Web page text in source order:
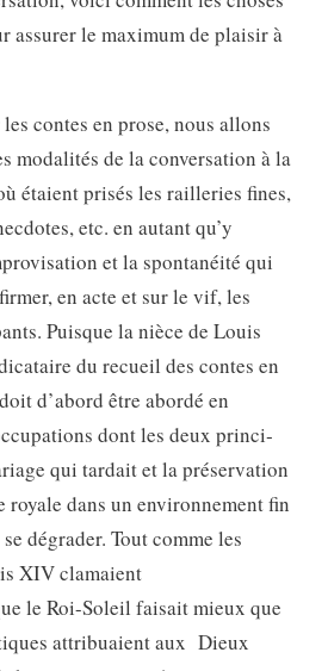
assurer le maximum de plaisir à
contes en prose, nous allons
modalités de la conversation à la
étaient prisés les railleries fines,
etc. en autant qu’y
et la spontanéité qui
en acte et sur le vif, les
Puisque la nièce de Louis
du recueil des contes en
d’abord être abordé en
dont les deux princi­
qui tardait et la préservation
royale dans un environnement fin
dégrader. Tout comme les
XIV clamaient
le Roi-Soleil faisait mieux que
attribuaient aux Dieux